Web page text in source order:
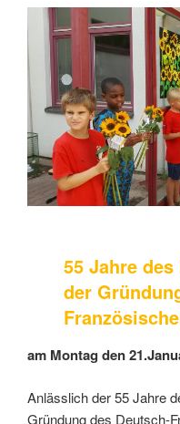
55 Jahre
der
am Montag den
Anlässlich der 55 Jahre
Gründung des Deutsch-